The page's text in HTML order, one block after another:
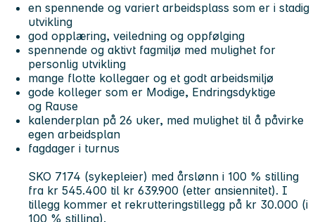
en spennende og variert arbeidsplass som er i stadig
utvikling
god opplæring, veiledning og oppfølging
spennende og aktivt fagmiljø med mulighet for
personlig utvikling
mange flotte kollegaer og et godt arbeidsmiljø
gode kolleger som er Modige, Endringsdyktige
og Rause
kalenderplan på 26 uker, med mulighet til å påvirke
egen arbeidsplan
fagdager i turnus
SKO 7174 (sykepleier) med årslønn i 100 % stilling
fra kr 545.400 til kr 639.900 (etter ansiennitet). I
tillegg kommer et rekrutteringstillegg på kr 30.000 (i
100 % stilling).